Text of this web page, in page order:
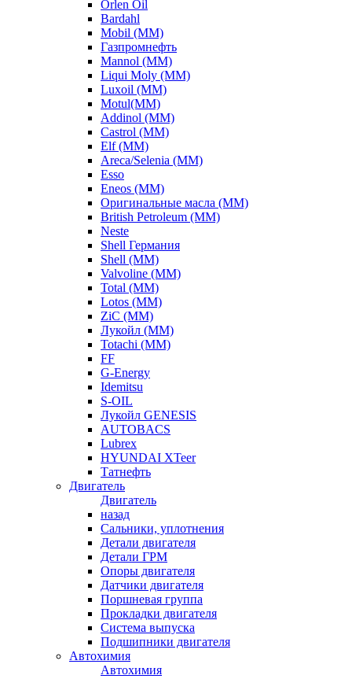
Orlen Oil
Bardahl
Mobil (ММ)
Газпромнефть
Mannol (ММ)
Liqui Moly (ММ)
Luxoil (ММ)
Motul(ММ)
Addinol (ММ)
Castrol (ММ)
Elf (ММ)
Areca/Selenia (ММ)
Esso
Eneos (ММ)
Оригинальные масла (ММ)
British Petroleum (ММ)
Neste
Shell Германия
Shell (ММ)
Valvoline (ММ)
Total (ММ)
Lotos (ММ)
ZiC (ММ)
Лукойл (ММ)
Totachi (MM)
FF
G-Energy
Idemitsu
S-OIL
Лукойл GENESIS
AUTOBACS
Lubrex
HYUNDAI XTeer
Татнефть
Двигатель
Двигатель
назад
Сальники, уплотнения
Детали двигателя
Детали ГРМ
Опоры двигателя
Датчики двигателя
Поршневая группа
Прокладки двигателя
Система выпуска
Подшипники двигателя
Автохимия
Автохимия